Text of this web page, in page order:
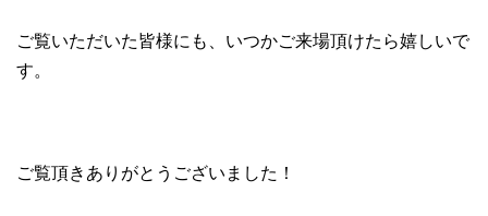
ご覧いただいた皆様にも、いつかご来場頂けたら嬉しいで
す。
ご覧頂きありがとうございました！